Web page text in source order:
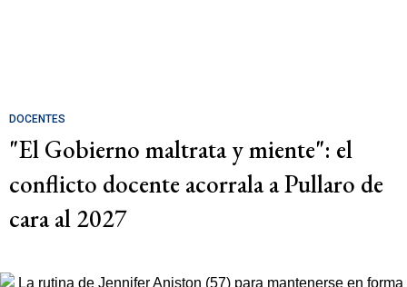
DOCENTES
"El Gobierno maltrata y miente": el
conflicto docente acorrala a Pullaro de
cara al 2027